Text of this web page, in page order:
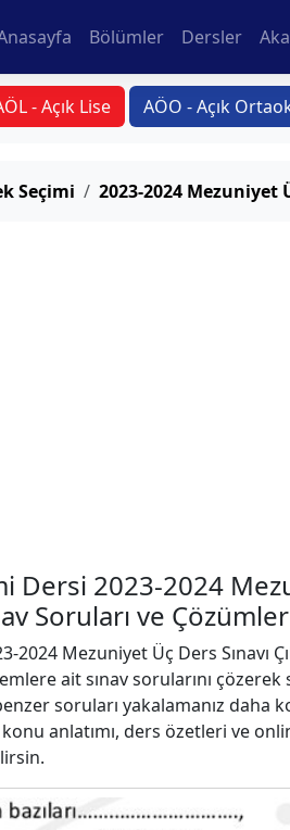
Bölümler Dersler
- Açık Lise AÖO - Açık
Seçimi 2023-2024 Mezuniyet
Dersi 2023-2024
Soruları ve
2024 Mezuniyet Üç Ders Sınavı
ait sınav sorularını çözerek
soruları yakalamanız daha
konu anlatımı, ders özetleri ve